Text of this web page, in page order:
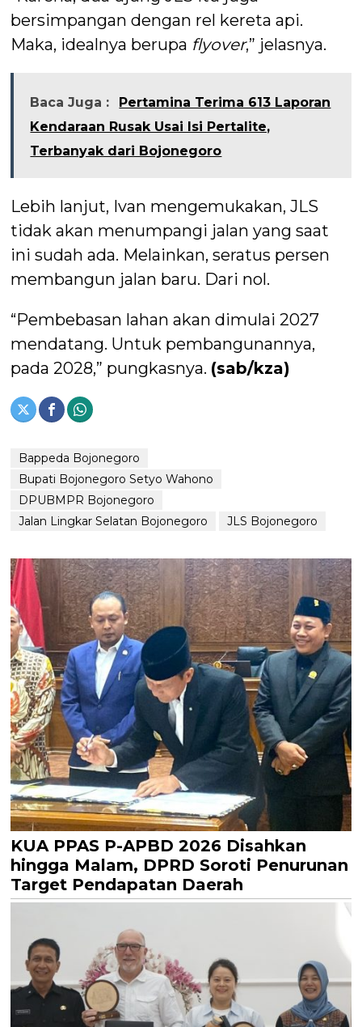
bersimpangan dengan rel kereta api.
Maka, idealnya berupa flyover,” jelasnya.
Baca Juga :
Pertamina Terima 613 Laporan
Kendaraan Rusak Usai Isi Pertalite,
Terbanyak dari Bojonegoro
Lebih lanjut, Ivan mengemukakan, JLS
tidak akan menumpangi jalan yang saat
ini sudah ada. Melainkan, seratus persen
membangun jalan baru. Dari nol.
“Pembebasan lahan akan dimulai 2027
mendatang. Untuk pembangunannya,
pada 2028,” pungkasnya. (sab/kza)
Bappeda Bojonegoro
Bupati Bojonegoro Setyo Wahono
DPUBMPR Bojonegoro
Jalan Lingkar Selatan Bojonegoro
JLS Bojonegoro
KUA PPAS P-APBD 2026 Disahkan
hingga Malam, DPRD Soroti Penurunan
Target Pendapatan Daerah